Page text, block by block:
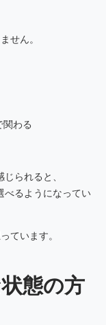
せん。
関わる
られると、
べるようになってい
ています。
態の方